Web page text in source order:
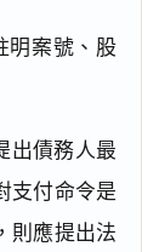
明案號、股
出債務人最
支付命令是
則應提出法